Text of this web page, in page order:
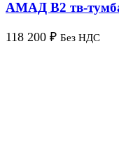
АМАД В2 тв-
118 200 ₽ Без НДС